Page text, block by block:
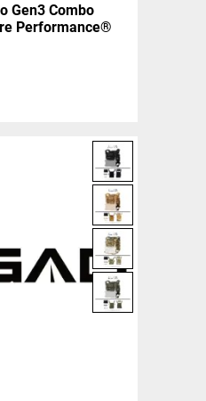
Gen3 Combo
Performance®